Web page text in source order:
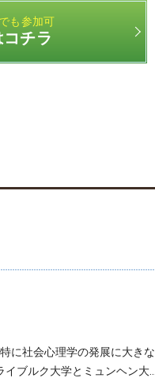
も参加可
チラ
に社会心理学の発展に大きな
ブルク大学とミュンヘン大学